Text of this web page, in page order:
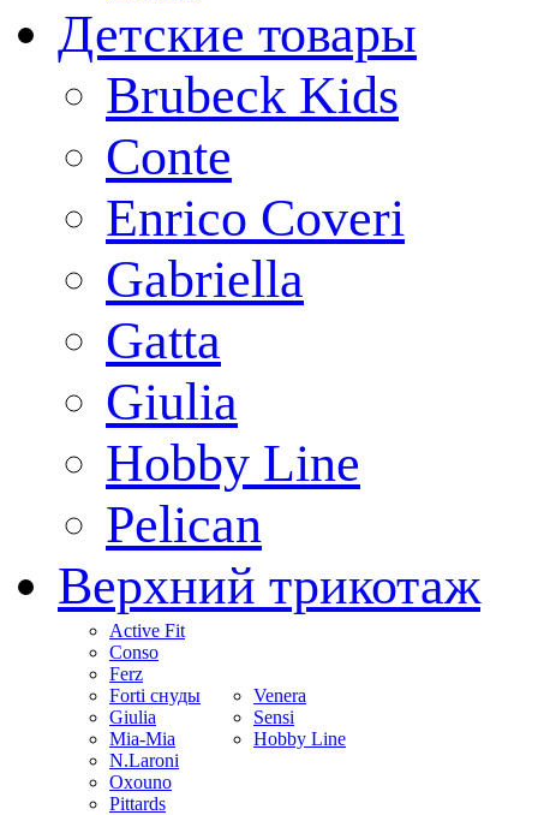
Детские товары
Brubeck Kids
Conte
Enrico Coveri
Gabriella
Gatta
Giulia
Hobby Line
Pelican
Верхний трикотаж
Active Fit
Conso
Ferz
Forti снуды
Giulia
Mia-Mia
N.Laroni
Oxouno
Pittards
Venera
Sensi
Hobby Line